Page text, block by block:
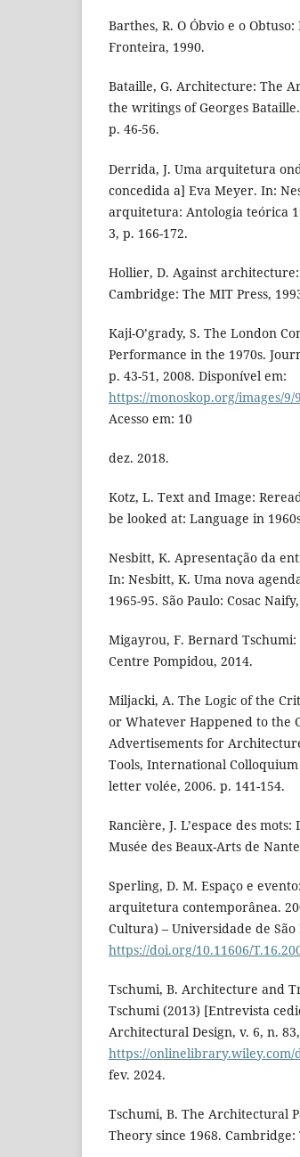
Barthes, R. O Óbvio e o
Fronteira, 1990.
Bataille, G. Architecture: The
the writings of Georges
p. 46-56.
Derrida, J. Uma arquitetura
concedida a] Eva Meyer. In:
arquitetura: Antologia teórica
3, p. 166-172.
Hollier, D. Against
Cambridge: The MIT Press,
Kaji-O’grady, S. The London
Performance in the 1970s.
p. 43-51, 2008. Disponível em:
https://monoskop.org/images/9/
Acesso em: 10
dez. 2018.
Kotz, L. Text and Image:
be looked at: Language in
Nesbitt, K. Apresentação da
In: Nesbitt, K. Uma nova
1965-95. São Paulo: Cosac
Migayrou, F. Bernard
Centre Pompidou, 2014.
Miljacki, A. The Logic of the
or Whatever Happened to the
Advertisements for
Tools, International
letter volée, 2006. p. 141-154.
Rancière, J. L’espace des
Musée des Beaux-Arts de
Sperling, D. M. Espaço e
arquitetura contemporânea.
Cultura) – Universidade de São
https://doi.org/10.11606/
Tschumi, B. Architecture and
Tschumi (2013) [Entrevista
Architectural Design, v. 6, n.
https://onlinelibrary.wiley.com/
fev. 2024.
Tschumi, B. The Architectural
Theory since 1968. Cambridge: